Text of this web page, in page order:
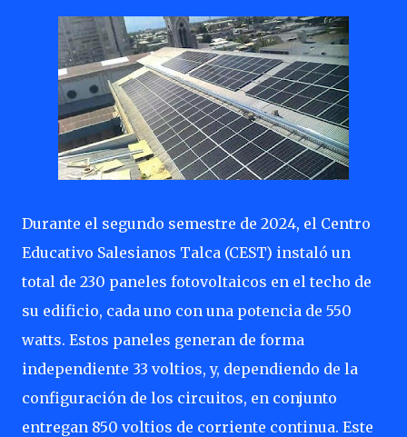
Durante el segundo semestre de 2024, el Centro
Educativo Salesianos Talca (CEST) instaló un
total de 230 paneles fotovoltaicos en el techo de
su edificio, cada uno con una potencia de 550
watts. Estos paneles generan de forma
independiente 33 voltios, y, dependiendo de la
configuración de los circuitos, en conjunto
entregan 850 voltios de corriente continua. Este